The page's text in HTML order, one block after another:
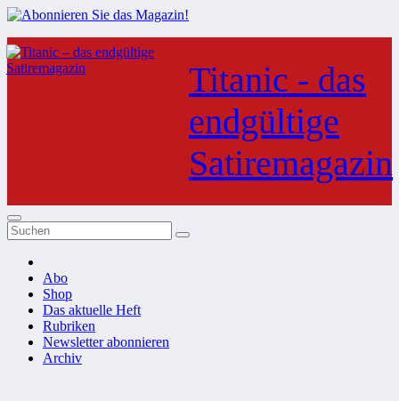
Zum
Inhalt
springen
Titanic - das
endgültige
Satiremagazin
Abo
Shop
Das aktuelle Heft
Rubriken
Newsletter abonnieren
Archiv